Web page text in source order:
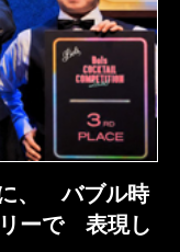
に、 バブル時
ーで 表現し